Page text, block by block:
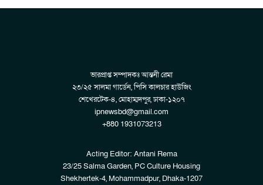
ভারপ্রাপ্ত সম্পাদকঃ আন্তনী রেমা
২৩/২৫ সালমা গার্ডেন, পিসি কালচার হাউজিং
শেখেরটেক-৪, মোহাম্মদপুর, ঢাকা-১২০৭
ipnewsbd@gmail.com
+880 1931073213
Acting Editor: Antani Rema
23/25 Salma Garden, PC Culture Housing
Shekhertek-4, Mohammadpur, Dhaka-1207